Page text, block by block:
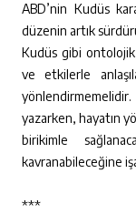
ABD’nin Kudüs
düzenin artık
Kudüs gibi
ve etkilerle
yazarken, hayatın
birikimle
kavranabileceğine
***